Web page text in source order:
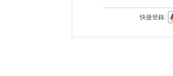
快捷登錄: